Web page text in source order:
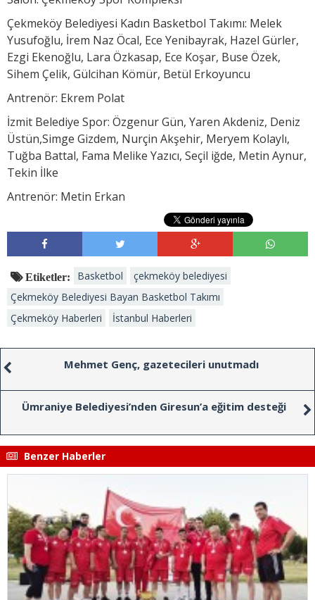
Çekmeköy Belediyesi Kadın Basketbol Takımı: Melek
Yusufoğlu, İrem Naz Öcal, Ece Yenibayrak, Hazel Gürler,
Ezgi Ekenoğlu, Lara Özkasap, Ece Koşar, Buse Özek,
Sihem Çelik, Gülcihan Kömür, Betül Erkoyuncu
Antrenör: Ekrem Polat
İzmit Belediye Spor: Özgenur Gün, Yaren Akdeniz, Deniz
Üstün,Simge Gizdem, Nurçin Akşehir, Meryem Kolaylı,
Tuğba Battal, Fama Melike Yazıcı, Seçil iğde, Metin Aynur,
Tekin İlke
Antrenör: Metin Erkan
Etiketler: Basketbol
çekmeköy belediyesi
Çekmeköy Belediyesi Bayan Basketbol Takımı
Çekmeköy Haberleri
İstanbul Haberleri
Mehmet Genç, gazetecileri unutmadı
Ümraniye Belediyesi’nden Giresun’a eğitim desteği
Benzer Haberler